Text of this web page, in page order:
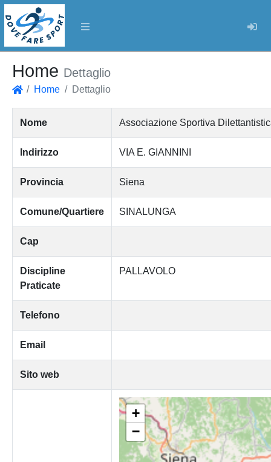
Home Dettaglio
Home Dettaglio
Nome Associazione Sportiva
Indirizzo VIA E. GIANNINI
Provincia Siena
Comune/Quartiere SINALUNGA
Cap
Discipline
Praticate
PALLAVOLO
Telefono
Email
Sito web
+
−